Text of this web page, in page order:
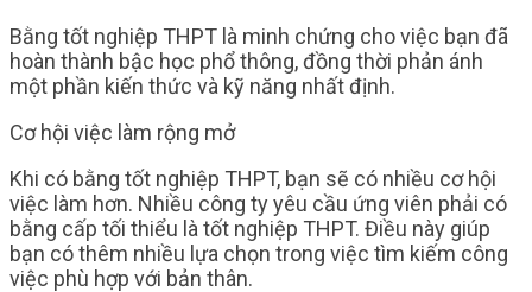
Bằng tốt nghiệp THPT là minh chứng cho việc bạn đã
hoàn thành bậc học phổ thông, đồng thời phản ánh
một phần kiến thức và kỹ năng nhất định.
Cơ hội việc làm rộng mở
Khi có bằng tốt nghiệp THPT, bạn sẽ có nhiều cơ hội
việc làm hơn. Nhiều công ty yêu cầu ứng viên phải có
bằng cấp tối thiểu là tốt nghiệp THPT. Điều này giúp
bạn có thêm nhiều lựa chọn trong việc tìm kiếm công
việc phù hợp với bản thân.